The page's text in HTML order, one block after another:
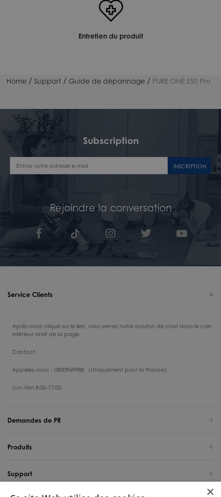
Entretien du produit
Home / Support / Guide de dépannage / PURE ONE S50 Pro
Subscription
INSCRIPTION
Rejoindre la conversation
Service Clients
Après avoir cliqué sur le lien, vous verrez notre bouton de chat dans le coin
inférieur droit de la page.
Contact
Appelez-nous：0800969988 （Uniquement pour la France）
Lun-Ven 8:00-17:00
Demandes de PR
Produits
Support
×